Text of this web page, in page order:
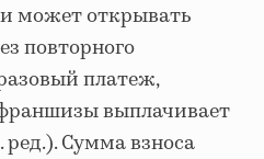
может открывать
повторного
платеж,
выплачивает
Сумма взноса